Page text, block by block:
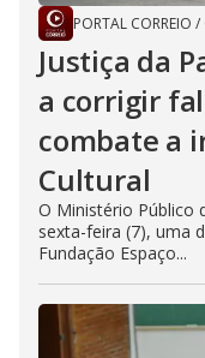
PORTAL CORREIO /
Justiça da
a corrigir
combate a
Cultural
O Ministério Público
sexta-feira (7), uma
Fundação Espaço...